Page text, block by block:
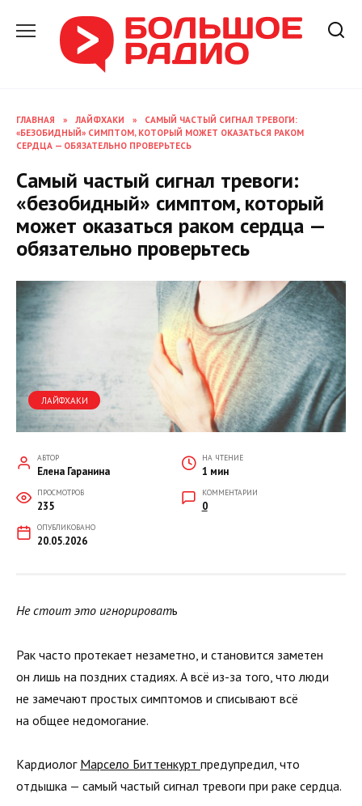
содержанию
ГЛАВНАЯ » ЛАЙФХАКИ »
САМЫЙ ЧАСТЫЙ СИГНАЛ ТРЕВОГИ:
«БЕЗОБИДНЫЙ» СИМПТОМ, КОТОРЫЙ МОЖЕТ ОКАЗАТЬСЯ РАКОМ
СЕРДЦА — ОБЯЗАТЕЛЬНО ПРОВЕРЬТЕСЬ
Самый частый сигнал тревоги:
«безобидный» симптом, который
может оказаться раком сердца —
обязательно проверьтесь
ЛАЙФХАКИ
АВТОР
Елена Гаранина
НА ЧТЕНИЕ
1 мин
ПРОСМОТРОВ
235
КОММЕНТАРИИ
0
ОПУБЛИКОВАНО
20.05.2026
Не стоит это игнорировать
Рак часто протекает незаметно, и становится заметен
он лишь на поздних стадиях. А всё из-за того, что люди
не замечают простых симптомов и списывают всё
на общее недомогание.
Кардиолог Марсело Биттенкурт предупредил, что
отдышка — самый частый сигнал тревоги при раке сердца.